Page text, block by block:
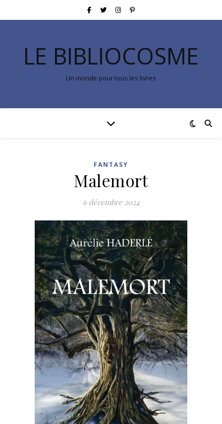
LE BIBLIOCOSME
Un monde pour tous les livres
FANTASY
Malemort
6 décembre 2024